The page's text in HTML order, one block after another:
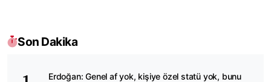
Son Dakika
Erdoğan: Genel af yok, kişiye özel statü yok, bunu